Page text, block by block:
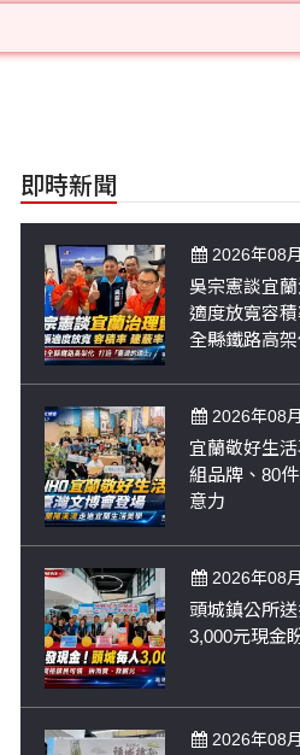
即時新聞
2026年08
吳宗憲談宜
適度放寬容
全縣鐵路高架
2026年08
宜蘭敬好生
組品牌、80
意力
2026年08
頭城鎮公所
3,000元現金
2026年08